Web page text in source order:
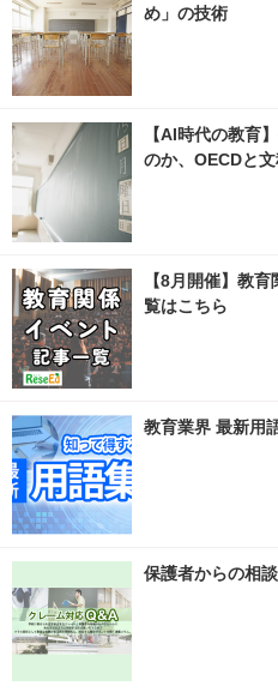
め」の技術
【AI時代の教育
のか、OECDと
【8月開催】教
覧はこちら
教育業界 最新用
保護者からの相